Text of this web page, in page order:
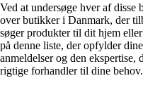
Ved at undersøge hver af
over butikker i Danmark, der
søger produkter til dit hjem
på denne liste, der opfylder
anmeldelser og den
rigtige forhandler til dine behov.